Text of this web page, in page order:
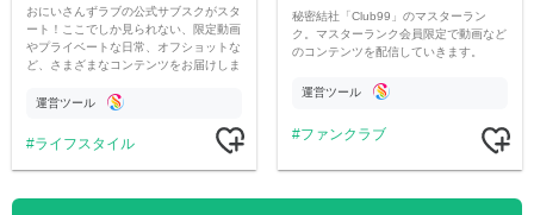
おにいさんずラブの公式サブスクがスタ
ート！ここでしか見られない、限定動画
やプライベートな日常、オフショットな
ど、さまざまなコンテンツをお届けしま
運営ツール
ライフスタイル
秘密結社「Club99」のマスターラン
ク。マスターランク会員限定で動画など
のコンテンツを配信していきます。
運営ツール
ファンクラブ